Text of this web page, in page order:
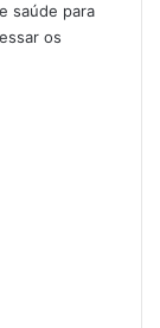
saúde para
os